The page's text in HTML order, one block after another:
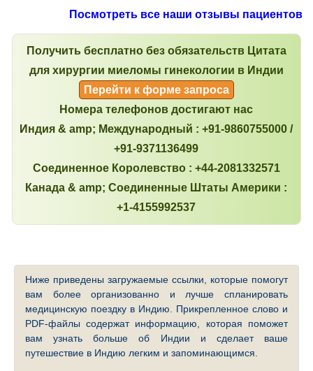
Посмотреть все наши отзывы пациентов
Получить бесплатно без обязательств Цитата
для хирургии миеломы гинекологии в Индии
Перейти к форме запроса
Номера телефонов достигают нас
Индия & amp; Международный : +91-9860755000 /
+91-9371136499
Соединенное Королевство : +44-2081332571
Канада & amp; Соединенные Штаты Америки :
+1-4155992537
Ниже приведены загружаемые ссылки, которые помогут
вам более организованно и лучше спланировать
медицинскую поездку в Индию. Прикрепленное слово и
PDF-файлы содержат информацию, которая поможет
вам узнать больше об Индии и сделает ваше
путешествие в Индию легким и запоминающимся.